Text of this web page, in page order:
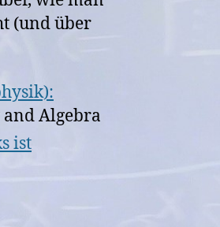
(und über
Algebra
ist